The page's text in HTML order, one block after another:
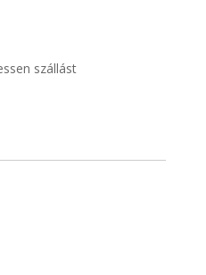
szállást